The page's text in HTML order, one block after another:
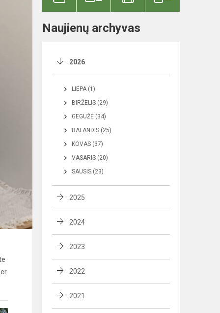
Naujienų archyvas
2026
LIEPA (1)
BIRŽELIS (29)
GEGUŽĖ (34)
BALANDIS (25)
KOVAS (37)
VASARIS (20)
SAUSIS (23)
2025
2024
2023
2022
2021